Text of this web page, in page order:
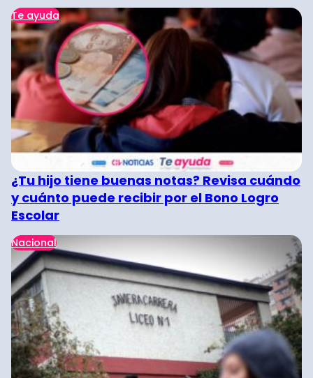
Te ayuda
¿Tu hijo tiene buenas notas? Revisa cuándo
y cuánto puede recibir por el Bono Logro
Escolar
Nacional